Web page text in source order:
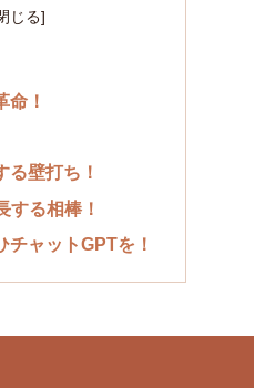
命！
る壁打ち！
する相棒！
チャットGPTを！